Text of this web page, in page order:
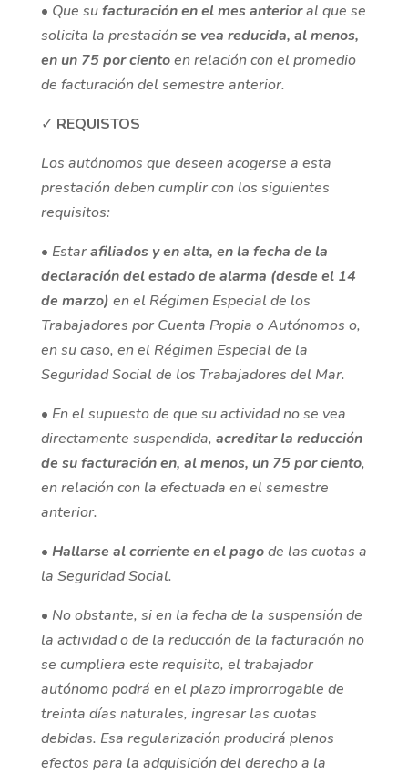
• Que sufacturación en el mes anterioral que se
solicita la prestaciónse vea reducida, al menos,
en un 75 por cientoen relación con el promedio
de facturación del semestre anterior.
✓ REQUISTOS
Los autónomos que deseen acogerse a esta
prestación deben cumplir con los siguientes
requisitos:
• Estarafiliados y en alta, en la fecha de la
declaración del estado de alarma (desde el 14
de marzo) en el Régimen Especial de los
Trabajadores por Cuenta Propia o Autónomos o,
en su caso, en el Régimen Especial de la
Seguridad Social de los Trabajadores del Mar.
• En el supuesto de que su actividad no se vea
directamente suspendida, acreditar la reducción
de su facturación en, al menos, un 75 por ciento,
en relación con la efectuada en el semestre
anterior.
• Hallarse al corriente en el pagode las cuotas a
la Seguridad Social.
• No obstante, si en la fecha de la suspensión de
la actividad o de la reducción de la facturación no
se cumpliera este requisito, el trabajador
autónomo podrá en el plazo improrrogable de
treinta días naturales, ingresar las cuotas
debidas. Esa regularización producirá plenos
efectos para la adquisición del derecho a la